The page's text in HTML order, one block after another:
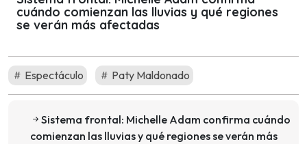
cuándo comienzan las lluvias y qué regiones
se verán más afectadas
Espectáculo Paty Maldonado
Sistema frontal: Michelle Adam confirma cuándo
comienzan las lluvias y qué regiones se verán más